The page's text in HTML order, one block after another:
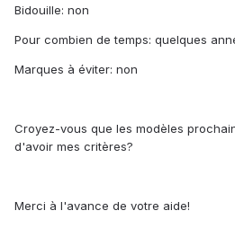
Bidouille: non
Pour combien de temps: quelques
Marques à éviter: non
Croyez-vous que les modèles
d'avoir mes critères?
Merci à l'avance de votre aide!